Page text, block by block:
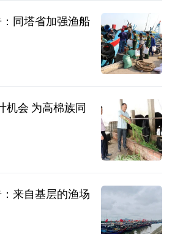
同塔省加强渔船
机会 为高棉族同
来自基层的渔场